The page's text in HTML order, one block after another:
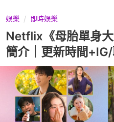
娛樂 即時娛樂
Netflix《母胎單身
簡介｜更新時間